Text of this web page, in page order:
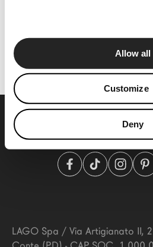
Allow all
Customize
Deny
2534
LAGO Spa / Via Artigianato II,